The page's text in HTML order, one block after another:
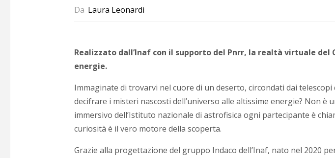
Da Laura Leonardi
Realizzato dall’Inaf con il supporto del Pnrr, la realtà virtuale
energie.
Immaginate di trovarvi nel cuore di un deserto, circondati dai
decifrare i misteri nascosti dell’universo alle altissime energie? Non
immersivo dell’Istituto nazionale di astrofisica ogni partecipante è
curiosità è il vero motore della scoperta.
Grazie alla progettazione del gruppo Indaco dell’Inaf, nato nel 2020